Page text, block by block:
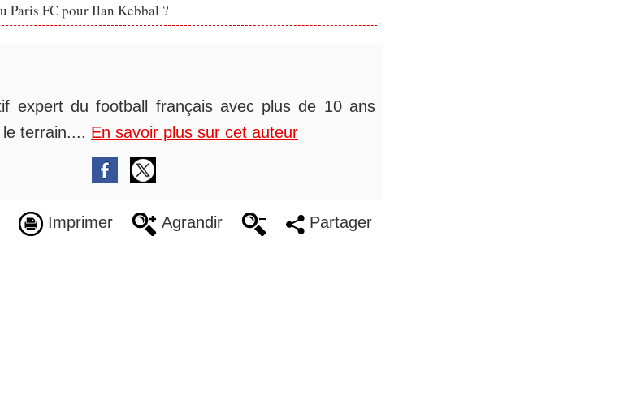
Paris FC pour Ilan Kebbal ?
expert du football français avec plus de 10 ans
terrain.... En savoir plus sur cet auteur
Imprimer Agrandir Partager